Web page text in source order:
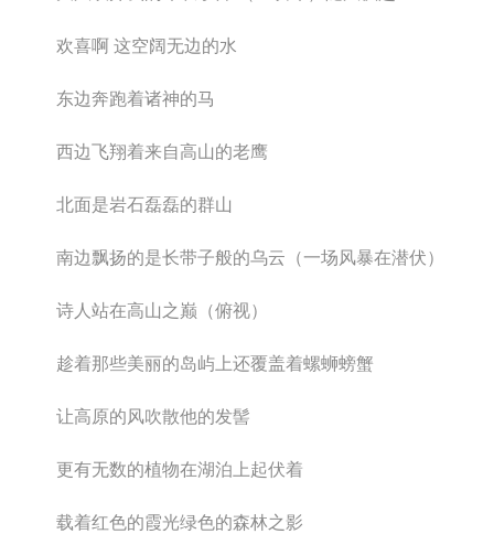
欢喜啊 这空阔无边的水
东边奔跑着诸神的马
西边飞翔着来自高山的老鹰
北面是岩石磊磊的群山
南边飘扬的是长带子般的乌云（一场风暴在潜伏）
诗人站在高山之巅（俯视）
趁着那些美丽的岛屿上还覆盖着螺蛳螃蟹
让高原的风吹散他的发髻
更有无数的植物在湖泊上起伏着
载着红色的霞光绿色的森林之影